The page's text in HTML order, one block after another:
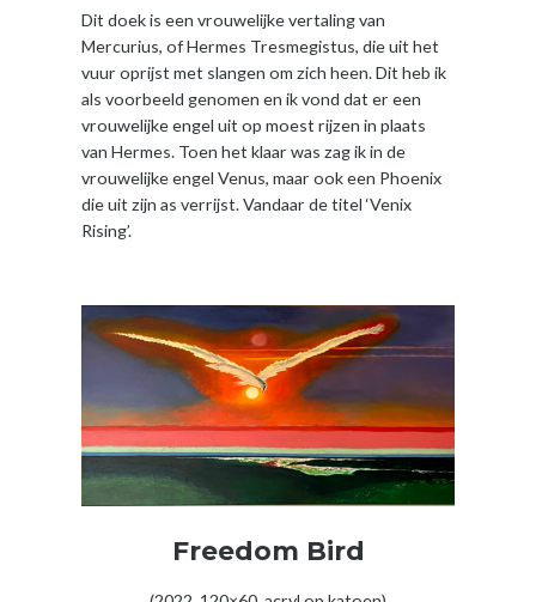
Dit doek is een vrouwelijke vertaling van
Mercurius, of Hermes Tresmegistus, die uit het
vuur oprijst met slangen om zich heen. Dit heb ik
als voorbeeld genomen en ik vond dat er een
vrouwelijke engel uit op moest rijzen in plaats
van Hermes. Toen het klaar was zag ik in de
vrouwelijke engel Venus, maar ook een Phoenix
die uit zijn as verrijst. Vandaar de titel ‘Venix
Rising’.
Freedom Bird